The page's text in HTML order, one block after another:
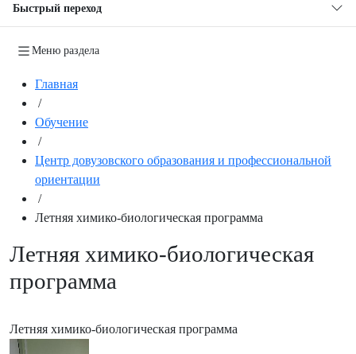
Быстрый переход
Меню раздела
Главная
/
Обучение
/
Центр довузовского образования и профессиональной
ориентации
/
Летняя химико-биологическая программа
Летняя химико-биологическая
программа
Летняя химико-биологическая программа